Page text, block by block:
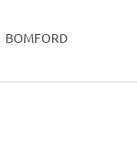
BOMFORD